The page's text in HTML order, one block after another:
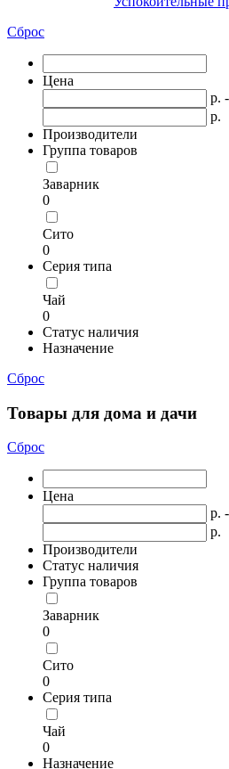
Сброс
Цена
р. -
р.
Производители
Группа товаров
Заварник
0
Сито
0
Серия типа
Чай
0
Статус наличия
Назначение
Сброс
Товары для дома и дачи
Сброс
Цена
р. -
р.
Производители
Статус наличия
Группа товаров
Заварник
0
Сито
0
Серия типа
Чай
0
Назначение